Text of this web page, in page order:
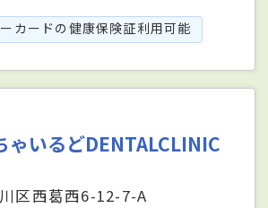
カードの健康保険証利用可能
ゃいるどDENTALCLINIC
区西葛西6-12-7-A